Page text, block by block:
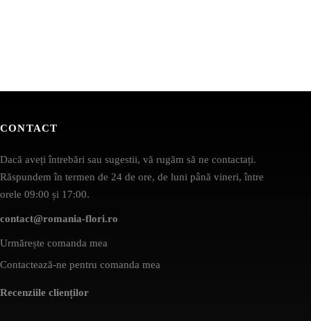
CONTACT
Dacă aveți întrebări sau sugestii, vă rugăm să ne contactați.
Răspundem în termen de 24 de ore, de luni până vineri, între
orele 09:00 și 17:00.
contact@romania-flori.ro
Urmărește comanda mea
Contactează-ne pentru comanda mea
Recenziile clienților